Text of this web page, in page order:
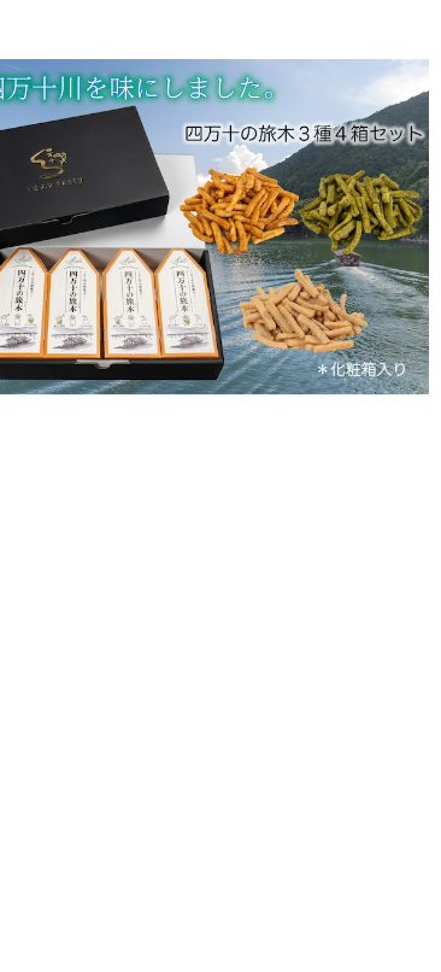
りかりぽりぽり 四万十の旅木３種４箱入りセッ
ト 【化粧箱入り】
¥3,930